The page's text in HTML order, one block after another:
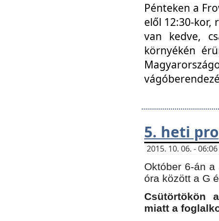
Pénteken a
elől 12:30-kor,
van kedve,
környékén
5. heti
2015. 10. 06. -
Október 6-án
óra között a G
Csütörtökön
miatt a